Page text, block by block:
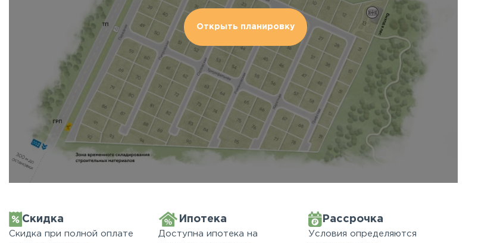
Открыть планировку
Скидка
Скидка при полной оплате
Ипотека
Доступна ипотека на
Рассрочка
Условия определяются